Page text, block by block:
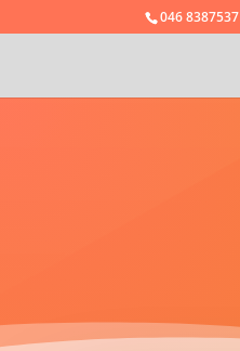
046 8387537